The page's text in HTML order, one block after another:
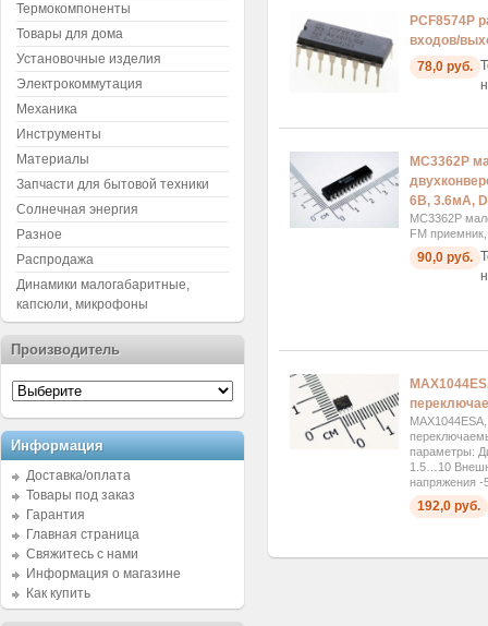
PCF8574P
входов/
78,0 руб.
MC3362P
6В, 3.6мА,
MC3362P
FM
90,0 руб.
параметры:
1.5…10
напряжения -
192,0 руб.
Термокомпоненты
Товары для дома
Установочные изделия
Электрокоммутация
Механика
Инструменты
Материалы
Запчасти для бытовой техники
Солнечная энергия
Разное
Распродажа
Динамики малогабаритные,
капсюли, микрофоны
Производитель
Информация
Доставка/оплата
Товары под заказ
Гарантия
Главная страница
Свяжитесь с нами
Информация о магазине
Как купить